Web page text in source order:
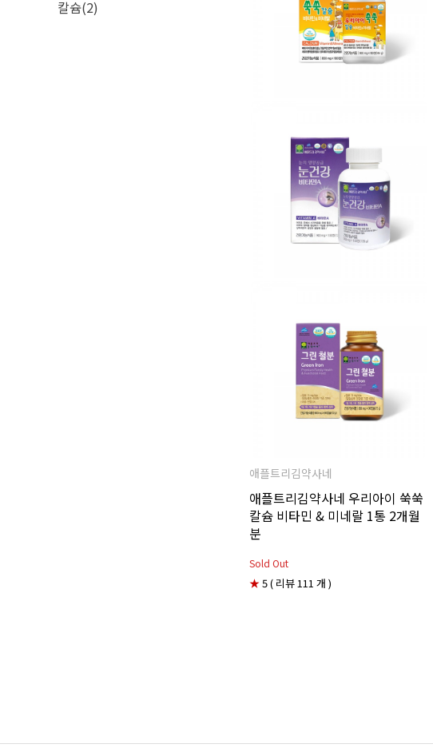
칼슘(2)
애플트리김약사네
애플트리김약사네 우리아이 쑥쑥
칼슘 비타민 & 미네랄 1통 2개월
분
Sold Out
★5 ( 리뷰 111 개 )